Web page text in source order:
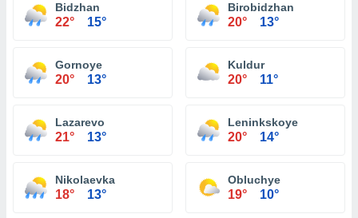
Bidzhan
22° 15°
Birobidzhan
20° 13°
Gornoye
20° 13°
Kuldur
20° 11°
Lazarevo
21° 13°
Leninkskoye
20° 14°
Nikolaevka
18° 13°
Obluchye
19° 10°